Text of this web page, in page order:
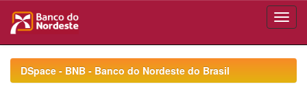
navigationDSpace - BNB - Banco do Nordeste do Brasil